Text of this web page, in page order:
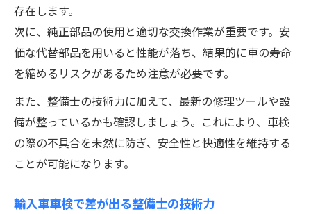
存在します。
次に、純正部品の使用と適切な交換作業が重要です。安
価な代替部品を用いると性能が落ち、結果的に車の寿命
を縮めるリスクがあるため注意が必要です。
また、整備士の技術力に加えて、最新の修理ツールや設
備が整っているかも確認しましょう。これにより、車検
の際の不具合を未然に防ぎ、安全性と快適性を維持する
ことが可能になります。
輸入車車検で差が出る整備士の技術力